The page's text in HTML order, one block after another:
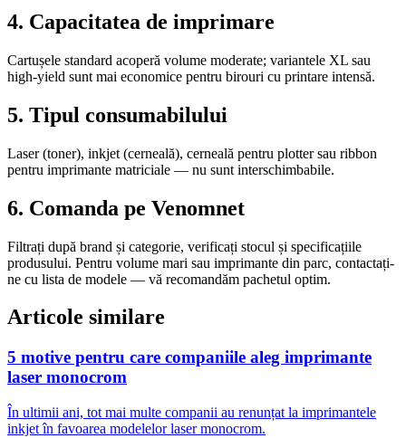
4. Capacitatea de imprimare
Cartușele standard acoperă volume moderate; variantele XL sau
high-yield sunt mai economice pentru birouri cu printare intensă.
5. Tipul consumabilului
Laser (toner), inkjet (cerneală), cerneală pentru plotter sau ribbon
pentru imprimante matriciale — nu sunt interschimbabile.
6. Comanda pe Venomnet
Filtrați după brand și categorie, verificați stocul și specificațiile
produsului. Pentru volume mari sau imprimante din parc, contactați-
ne cu lista de modele — vă recomandăm pachetul optim.
Articole similare
5 motive pentru care companiile aleg imprimante
laser monocrom
În ultimii ani, tot mai multe companii au renunțat la imprimantele
inkjet în favoarea modelelor laser monocrom.